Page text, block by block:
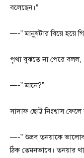
বলেছেন।”
—-” মানুষটার বিয়ে হয়ে
পৃথা বুঝতে না পেরে বলল,
—-” মানে?”
সাদাফ ছোট্ট নিঃশ্বাস
—-” শুভ্রব তনয়াকে
ঠিক তেমনভাবে। তনয়ার